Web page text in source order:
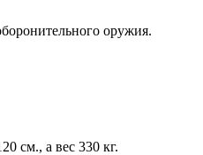
оружия.
см., а вес 330 кг.